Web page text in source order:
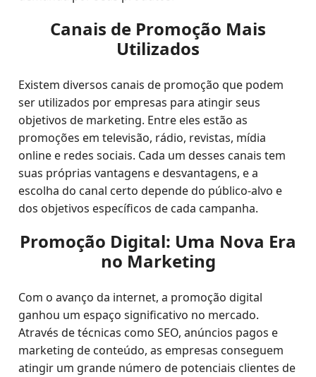
Canais de Promoção Mais
Utilizados
Existem diversos canais de promoção que podem
ser utilizados por empresas para atingir seus
objetivos de marketing. Entre eles estão as
promoções em televisão, rádio, revistas, mídia
online e redes sociais. Cada um desses canais tem
suas próprias vantagens e desvantagens, e a
escolha do canal certo depende do público-alvo e
dos objetivos específicos de cada campanha.
Promoção Digital: Uma Nova Era
no Marketing
Com o avanço da internet, a promoção digital
ganhou um espaço significativo no mercado.
Através de técnicas como SEO, anúncios pagos e
marketing de conteúdo, as empresas conseguem
atingir um grande número de potenciais clientes de